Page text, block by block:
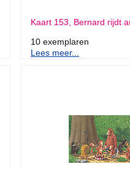
Kaart 153, Bernard rijdt
10 exemplaren
Lees meer...